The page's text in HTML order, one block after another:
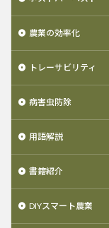
農業の効率化
トレーサビリティ
病害虫防除
用語解説
書籍紹介
DIYスマート農業